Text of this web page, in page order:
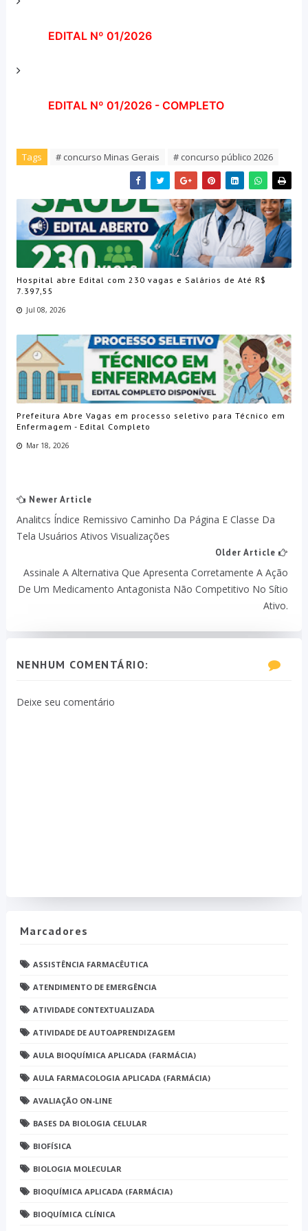
EDITAL Nº 01/2026
EDITAL Nº 01/2026 - COMPLETO
Tags # concurso Minas Gerais # concurso público 2026
Hospital abre Edital com 230 vagas e Salários de Até R$
7.397,55
Jul 08, 2026
Prefeitura Abre Vagas em processo seletivo para Técnico em
Enfermagem - Edital Completo
Mar 18, 2026
Newer Article
Analitcs Índice Remissivo Caminho Da Página E Classe Da
Tela Usuários Ativos Visualizações
Older Article
Assinale A Alternativa Que Apresenta Corretamente A Ação
De Um Medicamento Antagonista Não Competitivo No Sítio
Ativo.
NENHUM COMENTÁRIO:
Deixe seu comentário
Marcadores
ASSISTÊNCIA FARMACÊUTICA
ATENDIMENTO DE EMERGÊNCIA
ATIVIDADE CONTEXTUALIZADA
ATIVIDADE DE AUTOAPRENDIZAGEM
AULA BIOQUÍMICA APLICADA (FARMÁCIA)
AULA FARMACOLOGIA APLICADA (FARMÁCIA)
AVALIAÇÃO ON-LINE
BASES DA BIOLOGIA CELULAR
BIOFÍSICA
BIOLOGIA MOLECULAR
BIOQUÍMICA APLICADA (FARMÁCIA)
BIOQUÍMICA CLÍNICA